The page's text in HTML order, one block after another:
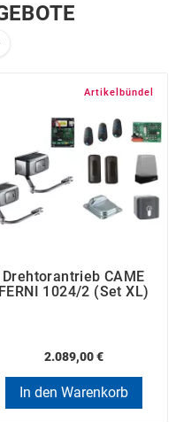
Artikelbündel
Drehtorantrieb CAME
FERNI 1024/2 (Set XL)
2.089,00 €
In den Warenkorb